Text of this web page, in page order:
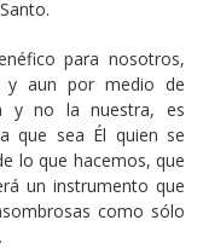
para nosotros,
aun por medio de
y no la nuestra, es
que sea Él quien se
lo que hacemos, que
un instrumento que
como sólo